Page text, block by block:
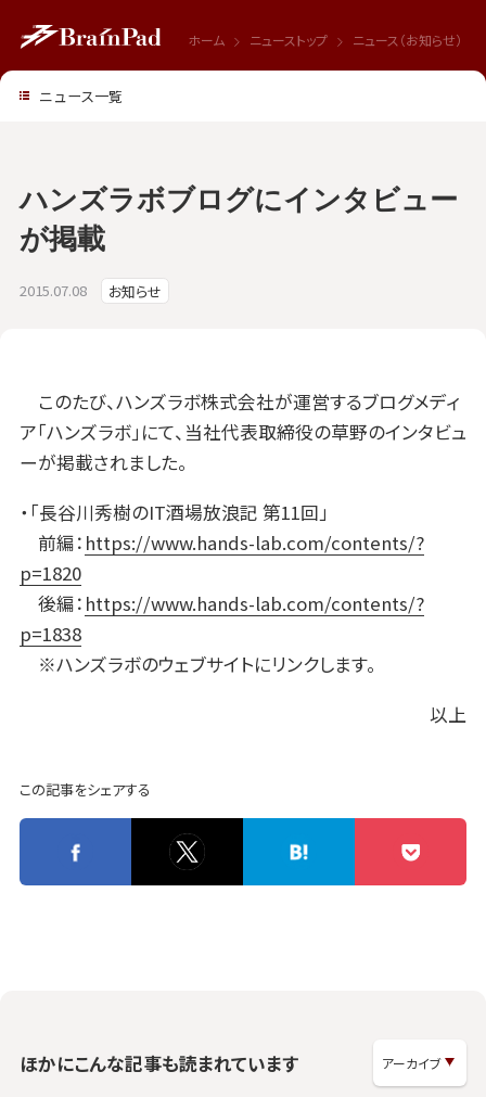
ホーム ニューストップ ニュース（お知らせ）
2015.07.08 お知らせ
ハンズラボブログにインタビュー
が掲載
このたび、ハンズラボ株式会社が運営するブログメディ
ア「ハンズラボ」にて、当社代表取締役の草野のインタビュ
ーが掲載されました。
・「長谷川秀樹のIT酒場放浪記 第11回」
前編： https://www.hands-lab.com/contents/?
p=1820
後編： https://www.hands-lab.com/contents/?
p=1838
※ハンズラボのウェブサイトにリンクします。
以上
この記事をシェアする
ほかにこんな記事も読まれています
ニュース一覧